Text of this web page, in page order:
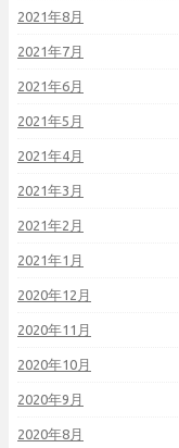
2021年8月
2021年7月
2021年6月
2021年5月
2021年4月
2021年3月
2021年2月
2021年1月
2020年12月
2020年11月
2020年10月
2020年9月
2020年8月